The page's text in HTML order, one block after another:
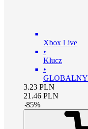
Xbox Live
•
Klucz
•
GLOBALNY
3.23 PLN
21.46 PLN
-85%